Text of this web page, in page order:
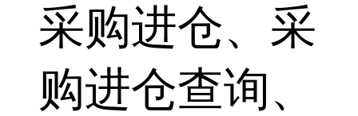
采购进仓、采
购进仓查询、